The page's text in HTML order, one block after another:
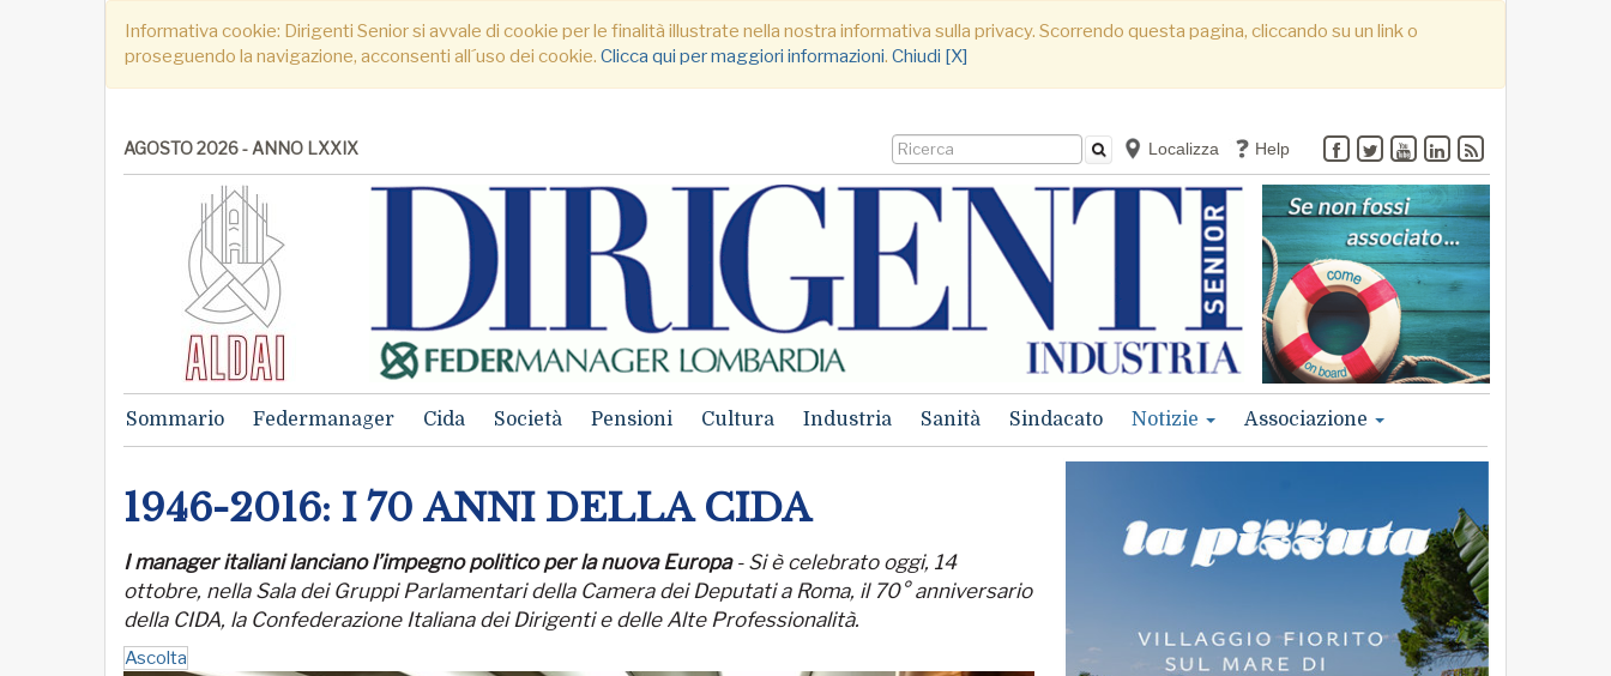
Informativa cookie: Dirigenti Senior si avvale di cookie per le finalità illustrate nella nostra informativa sulla privacy. Scorrendo questa pagina, cliccando su un link o
proseguendo la navigazione, acconsenti all´uso dei cookie. Clicca qui per maggiori informazioni. Chiudi [X]
AGOSTO 2026 - ANNO LXXIX Localizza Help
Sommario Federmanager Cida Società Pensioni Cultura Industria Sanità Sindacato Notizie Associazione
1946-2016: I 70 ANNI DELLA CIDA
I manager italiani lanciano l’impegno politico per la nuova Europa- Si è celebrato oggi, 14
ottobre, nella Sala dei Gruppi Parlamentari della Camera dei Deputati a Roma, il 70° anniversario
della CIDA, la Confederazione Italiana dei Dirigenti e delle Alte Professionalità.
Ascolta